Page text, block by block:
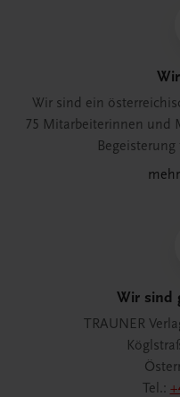
Wir sind ein
75 Mitarbeiterinnen und
Wir sind
TRAUNER
Tel.: